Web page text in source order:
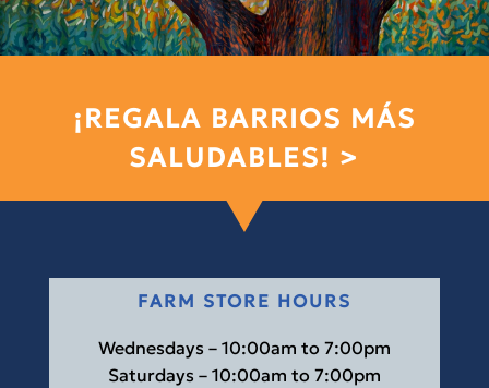
¡REGALA BARRIOS MÁS
SALUDABLES! >
FARM STORE HOURS
Wednesdays – 10:00am to 7:00pm
Saturdays – 10:00am to 7:00pm